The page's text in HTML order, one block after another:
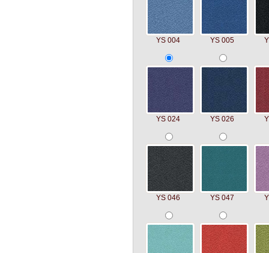
YS 004 YS 005
YS 024 YS 026
YS 046 YS 047